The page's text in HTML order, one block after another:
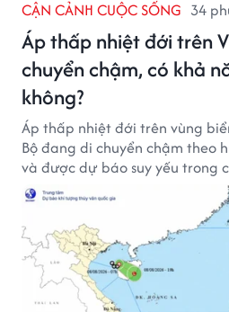
CẬN CẢNH CUỘC SỐNG 34
Áp thấp nhiệt đới trên
chuyển chậm, có khả
không?
Áp thấp nhiệt đới trên vùng
Bộ đang di chuyển chậm theo
và được dự báo suy yếu trong